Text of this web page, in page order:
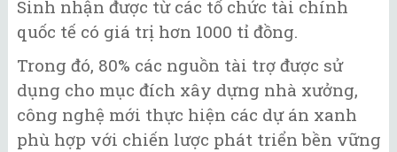
Sinh nhận được từ các tổ chức tài chính
quốc tế có giá trị hơn 1000 tỉ đồng.
Trong đó, 80% các nguồn tài trợ được sử
dụng cho mục đích xây dựng nhà xưởng,
công nghệ mới thực hiện các dự án xanh
phù hợp với chiến lược phát triển bền vững